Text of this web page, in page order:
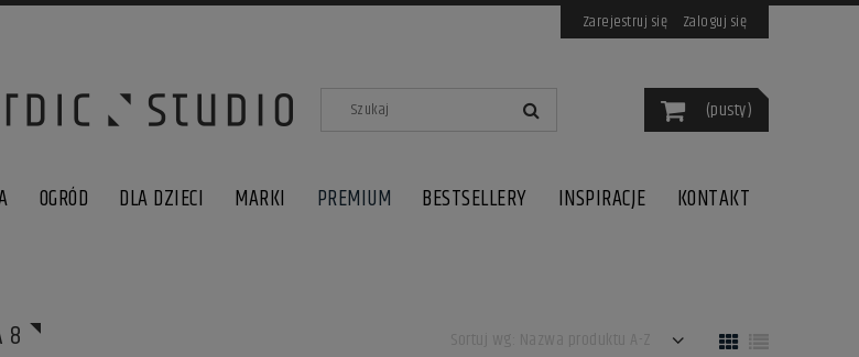
Zarejestruj się Zaloguj się
(pusty)
OGRÓD DLA DZIECI MARKI PREMIUM BESTSELLERY INSPIRACJE KONTAKT
8